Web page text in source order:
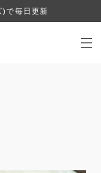
で毎日更新